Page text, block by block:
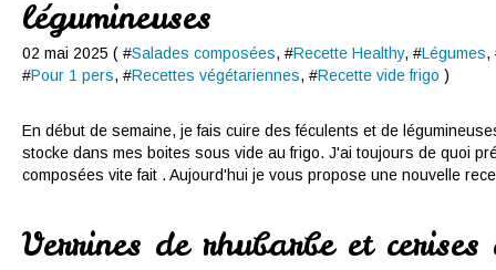
légumineuses
02 mai 2025 ( #Salades composées, #Recette Healthy, #Légumes,
#Pour 1 pers, #Recettes végétariennes, #Recette vide frigo )
En début de semaine, je fais cuire des féculents et de
stocke dans mes boites sous vide au frigo. J'ai toujours de quoi
composées vite fait . Aujourd'hui je vous propose une nouvelle
Verrines de rhubarbe et